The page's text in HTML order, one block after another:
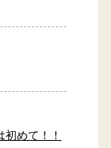
めて！！